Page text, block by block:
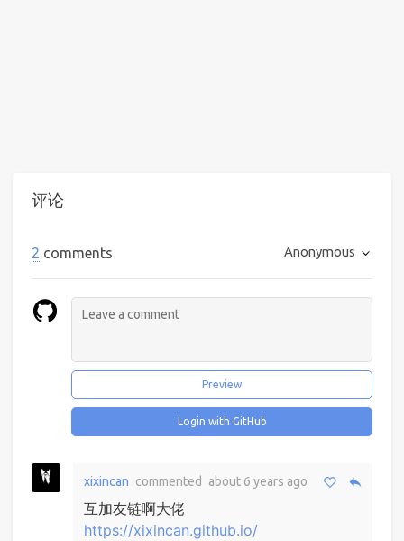
评论
2 comments Anonymous
Preview
Login with GitHub
xixincan commented about 6 years ago
互加友链啊大佬
https://xixincan.github.io/